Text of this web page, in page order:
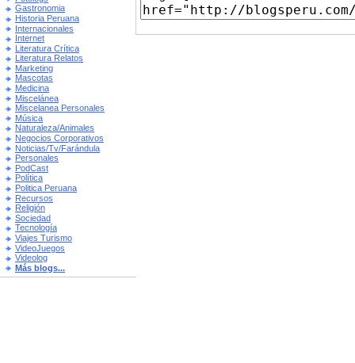
Gastronomia
Historia Peruana
Internacionales
Internet
Literatura Crítica
Literatura Relatos
Marketing
Mascotas
Medicina
Miscelánea
Miscelanea Personales
Música
Naturaleza/Animales
Negocios Corporativos
Noticias/Tv/Farándula
Personales
PodCast
Política
Politica Peruana
Recursos
Religión
Sociedad
Tecnología
Viajes Turismo
VideoJuegos
Videolog
Más blogs...